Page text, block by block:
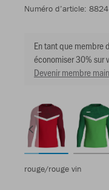
Numéro d’article: 8824
En tant que membre
économiser 30% sur
Devenir membre
rouge/rouge vin